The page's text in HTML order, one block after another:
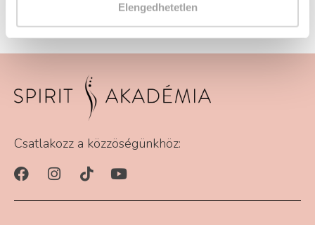
Elengedhetetlen
Beauty Kft. partnerünk szervezi.
Csatlakozz a közzöségünkhöz: